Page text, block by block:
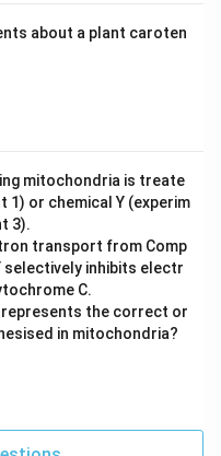
about a plant caroten
mitochondria is treate
1) or chemical Y (experim
3).
transport from Comp
selectively inhibits electr
C.
the correct or
in mitochondria?